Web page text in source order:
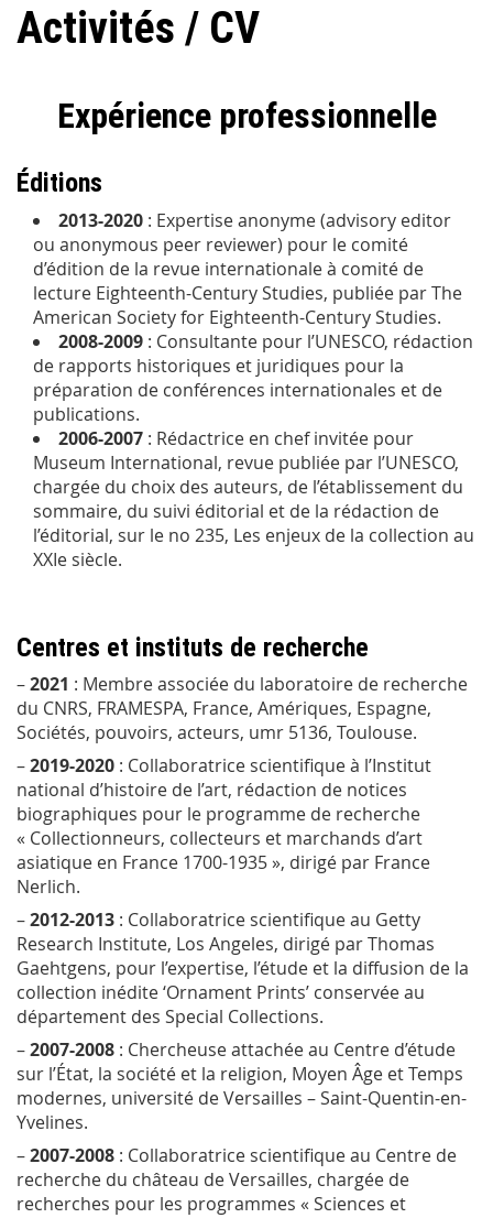
Activités / CV
Expérience professionnelle
Éditions
2013-2020 : Expertise anonyme (advisory editor
ou anonymous peer reviewer) pour le comité
d’édition de la revue internationale à comité de
lecture Eighteenth-Century Studies, publiée par The
American Society for Eighteenth-Century Studies.
2008-2009 : Consultante pour l’UNESCO, rédaction
de rapports historiques et juridiques pour la
préparation de conférences internationales et de
publications.
2006-2007 : Rédactrice en chef invitée pour
Museum International, revue publiée par l’UNESCO,
chargée du choix des auteurs, de l’établissement du
sommaire, du suivi éditorial et de la rédaction de
l’éditorial, sur le no 235, Les enjeux de la collection au
XXIe siècle.
Centres et instituts de recherche
–2021 : Membre associée du laboratoire de recherche
du CNRS, FRAMESPA, France, Amériques, Espagne,
Sociétés, pouvoirs, acteurs, umr 5136, Toulouse.
–2019-2020 : Collaboratrice scientifique à l’Institut
national d’histoire de l’art, rédaction de notices
biographiques pour le programme de recherche
« Collectionneurs, collecteurs et marchands d’art
asiatique en France 1700-1935 », dirigé par France
Nerlich.
–2012-2013 : Collaboratrice scientifique au Getty
Research Institute, Los Angeles, dirigé par Thomas
Gaehtgens, pour l’expertise, l’étude et la diffusion de la
collection inédite ‘Ornament Prints’ conservée au
département des Special Collections.
–2007-2008 : Chercheuse attachée au Centre d’étude
sur l’État, la société et la religion, Moyen Âge et Temps
modernes, université de Versailles – Saint-Quentin-en-
Yvelines.
–2007-2008 : Collaboratrice scientifique au Centre de
recherche du château de Versailles, chargée de
recherches pour les programmes « Sciences et